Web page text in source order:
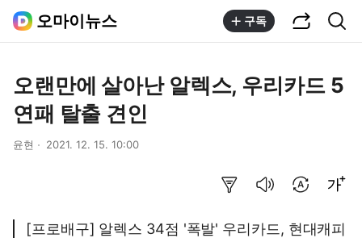
오마이뉴스 구독
오랜만에 살아난 알렉스, 우리카드 5
연패 탈출 견인
윤현 2021. 12. 15. 10:00
[프로배구] 알렉스 34점 '폭발' 우리카드, 현대캐피